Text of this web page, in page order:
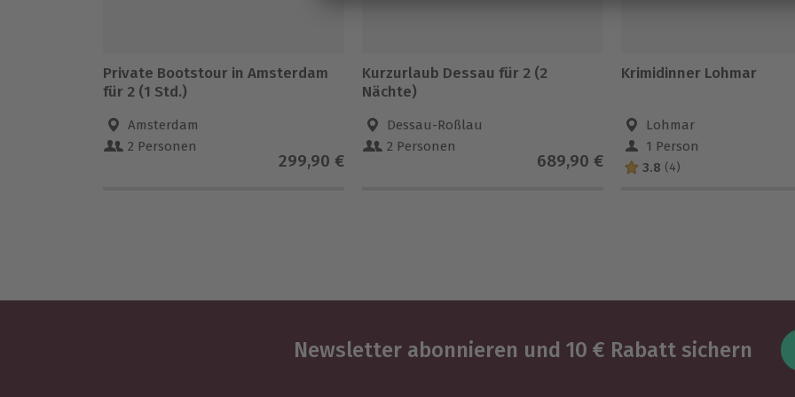
Private Bootstour in Amsterdam
für 2 (1 Std.)
Amsterdam
2 Personen
299,90 €
Kurzurlaub Dessau für 2 (2
Nächte)
Dessau-Roßlau
2 Personen
689,90 €
Krimidinner Lohmar
Lohmar
1 Person
3.8 (4)
Newsletter abonnieren und 10 € Rabatt sichern